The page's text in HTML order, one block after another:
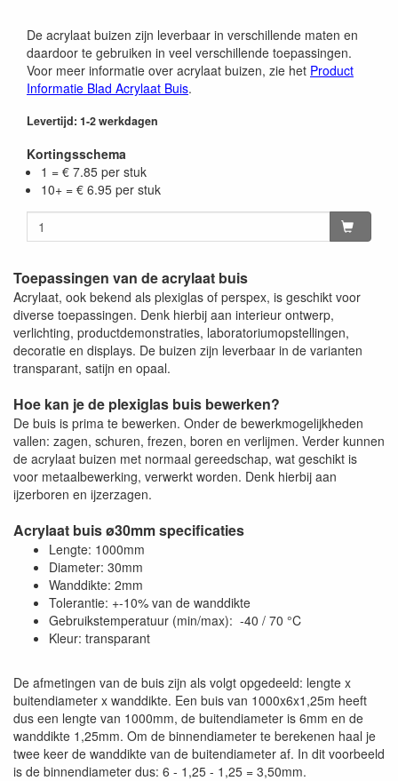
De acrylaat buizen zijn leverbaar in verschillende maten en
daardoor te gebruiken in veel verschillende toepassingen.
Voor meer informatie over acrylaat buizen, zie het Product
Informatie Blad Acrylaat Buis.
Levertijd: 1-2 werkdagen
Kortingsschema
1 = € 7.85 per stuk
10+ = € 6.95 per stuk
Toepassingen van de acrylaat buis
Acrylaat, ook bekend als plexiglas of perspex, is geschikt voor
diverse toepassingen. Denk hierbij aan interieur ontwerp,
verlichting, productdemonstraties, laboratoriumopstellingen,
decoratie en displays. De buizen zijn leverbaar in de varianten
transparant, satijn en opaal.
Hoe kan je de plexiglas buis bewerken?
De buis is prima te bewerken. Onder de bewerkmogelijkheden
vallen: zagen, schuren, frezen, boren en verlijmen. Verder kunnen
de acrylaat buizen met normaal gereedschap, wat geschikt is
voor metaalbewerking, verwerkt worden. Denk hierbij aan
ijzerboren en ijzerzagen.
Acrylaat buis ø30mm specificaties
Lengte: 1000mm
Diameter: 30mm
Wanddikte: 2mm
Tolerantie: +-10% van de wanddikte
Gebruikstemperatuur (min/max): -40 / 70 °C
Kleur: transparant
De afmetingen van de buis zijn als volgt opgedeeld: lengte x
buitendiameter x wanddikte. Een buis van 1000x6x1,25m heeft
dus een lengte van 1000mm, de buitendiameter is 6mm en de
wanddikte 1,25mm. Om de binnendiameter te berekenen haal je
twee keer de wanddikte van de buitendiameter af. In dit voorbeeld
is de binnendiameter dus: 6 - 1,25 - 1,25 = 3,50mm.